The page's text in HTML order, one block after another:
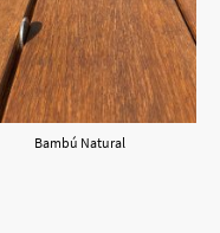
Bambú Natural